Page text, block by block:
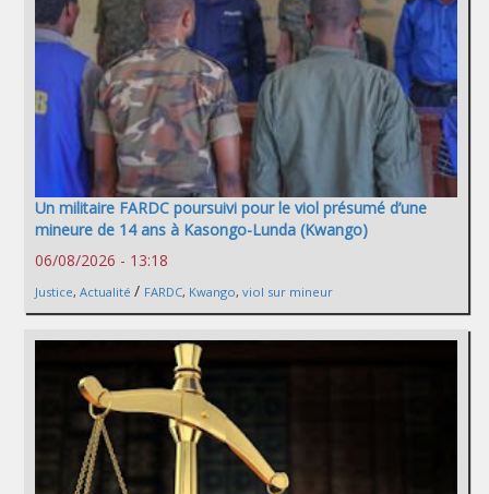
Un militaire FARDC poursuivi pour le viol présumé d’une
mineure de 14 ans à Kasongo-Lunda (Kwango)
06/08/2026 - 13:18
Justice, Actualité / FARDC, Kwango, viol sur mineur